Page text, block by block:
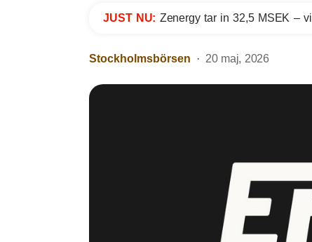
JUST NU: Zenergy tar in 32,5 MSEK –
Stockholmsbörsen 20 maj, 2026